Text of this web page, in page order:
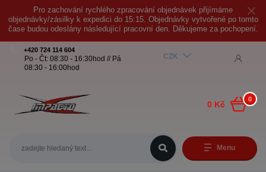
Pro zachování rychlého zpracování objednávek přijímáme
objednávky/zásilky k expedici do 15:15. Objednávky vytvořené po tomto
čase budou odeslány následující pracovní den. Děkujeme za pochopení.
Menu
CZK
+420 724 114 604
Po - Čt: 08:30 - 16:30hod // Pá
08:30 - 16:00hod
0
0 Kč